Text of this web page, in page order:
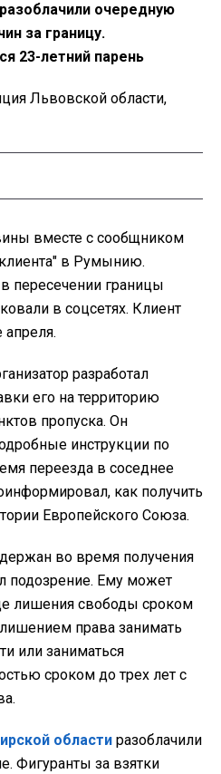
очередную
за границу.
23-летний парень
Львовской области,
вместе с сообщником
в Румынию.
пересечении границы
в соцсетях. Клиент
разработал
его на территорию
пропуска. Он
инструкции по
переезда в соседнее
как получить
Европейского Союза.
во время получения
подозрение. Ему может
лишения свободы сроком
права занимать
или заниматься
сроком до трех лет с
области разоблачили
Фигуранты за взятки